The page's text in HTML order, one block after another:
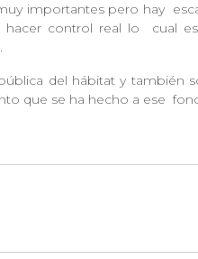
importantes pero hay
control real lo
cual
del hábitat y también
que se ha hecho a ese